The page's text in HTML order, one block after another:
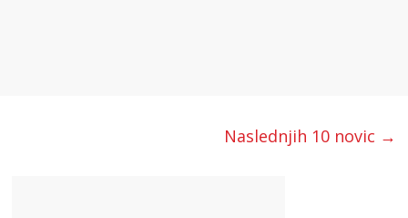
Naslednjih 10 novic →